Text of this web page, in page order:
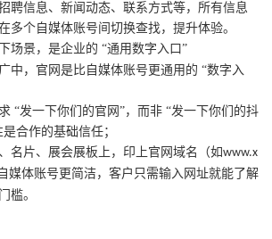
聘信息、新闻动态、联系方式等，所有信息
多个自媒体账号间切换查找，提升体验。
场景，是企业的 “通用数字入口”
中，官网是比自媒体账号更通用的 “数字入
“发一下你们的官网”，而非 “发一下你们的抖
合作的基础信任；
名片、展会展板上，印上官网域名（如www.x
媒体账号更简洁，客户只需输入网址就能了解
槛。